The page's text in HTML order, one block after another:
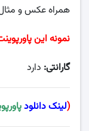
همراه عکس و مثال
نمونه این
گارانتی: دارد
(لینک دانلود